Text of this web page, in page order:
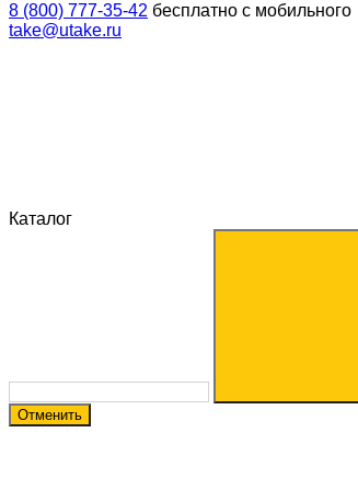
8 (800) 777-35-42 бесплатно с мобильного
take@utake.ru
Каталог
Отменить